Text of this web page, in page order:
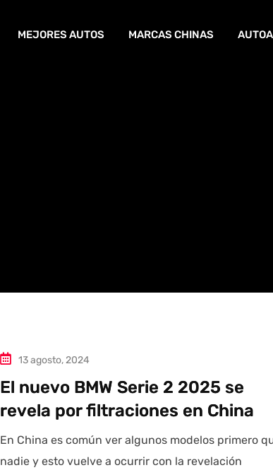
MEJORES AUTOS MARCAS CHINAS
13 agosto, 2024
El nuevo BMW Serie 2 2025 se
revela por filtraciones en China
En China es común ver algunos modelos primero
nadie y esto vuelve a ocurrir con la revelación